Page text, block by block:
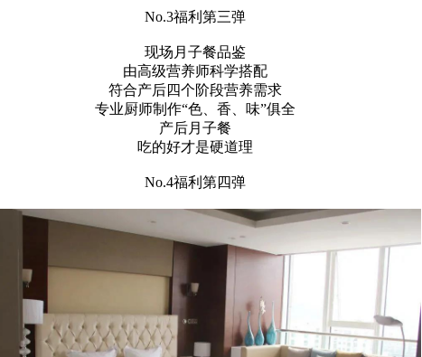
No.3福利第三弹
现场月子餐品鉴
由高级营养师科学搭配
符合产后四个阶段营养需求
专业厨师制作“色、香、味”俱全
产后月子餐
吃的好才是硬道理
No.4福利第四弹